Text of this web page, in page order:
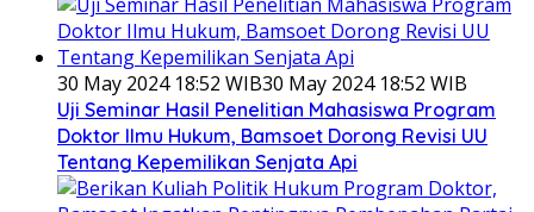
30 May 2024 18:52 WIB30 May 2024 18:52 WIB
Uji Seminar Hasil Penelitian Mahasiswa Program
Doktor Ilmu Hukum, Bamsoet Dorong Revisi UU
Tentang Kepemilikan Senjata Api